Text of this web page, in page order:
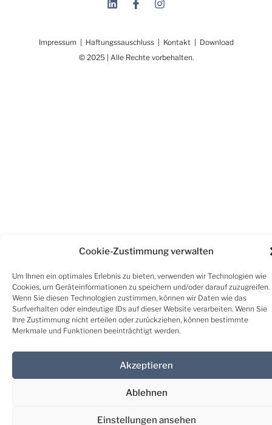
Cookie-Zustimmung verwalten
Um Ihnen ein optimales Erlebnis zu bieten, verwenden wir Technologien wie
Cookies, um Geräteinformationen zu speichern und/oder darauf zuzugreifen.
Wenn Sie diesen Technologien zustimmen, können wir Daten wie das
Surfverhalten oder eindeutige IDs auf dieser Website verarbeiten. Wenn Sie
Ihre Zustimmung nicht erteilen oder zurückziehen, können bestimmte
Merkmale und Funktionen beeinträchtigt werden.
Akzeptieren
Ablehnen
Einstellungen ansehen
Impressum Haftungssauschluss Kontakt Download
© 2025 | Alle Rechte vorbehalten.
.